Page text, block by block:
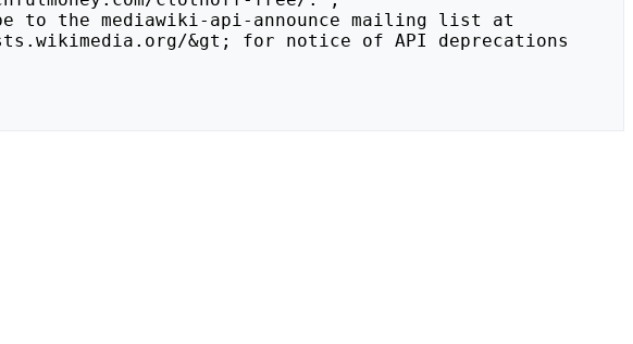
&gt; for notice of API deprecations